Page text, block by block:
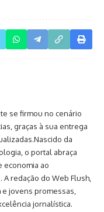
se firmou no cenário
graças à sua entrega
da
o portal abraça
economia ao
redação do Web Flush,
jovens promessas,
jornalística.